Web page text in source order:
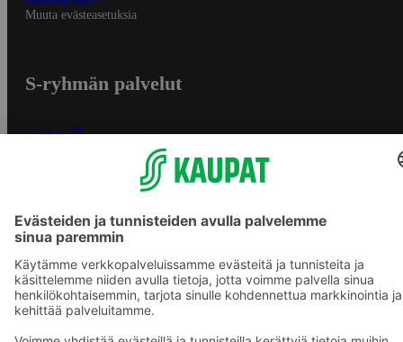
Muuta evästeasetuksia
S-ryhmän palvelut
S-ryhmä
Yhteishyvä Ruoka -sovellus
Prisma.fi
Sokos.fi
Yhteishyvä
Sokos Hotels
Raflaamo